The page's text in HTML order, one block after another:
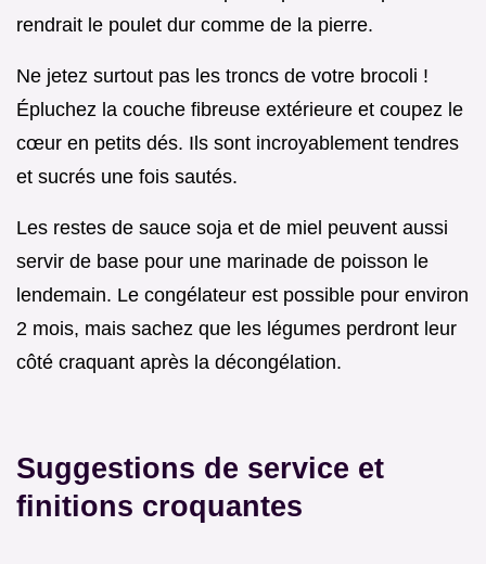
rendrait le poulet dur comme de la pierre.
Ne jetez surtout pas les troncs de votre brocoli !
Épluchez la couche fibreuse extérieure et coupez le
cœur en petits dés. Ils sont incroyablement tendres
et sucrés une fois sautés.
Les restes de sauce soja et de miel peuvent aussi
servir de base pour une marinade de poisson le
lendemain. Le congélateur est possible pour environ
2 mois, mais sachez que les légumes perdront leur
côté craquant après la décongélation.
Suggestions de service et
finitions croquantes